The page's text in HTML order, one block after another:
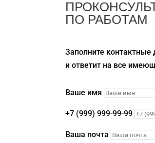
ПО РАБОТАМ
Заполните
и ответит на все
Ваше имя
+7 (999) 999-99-99
Ваша почта